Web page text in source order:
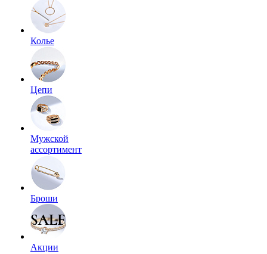
Колье
Цепи
Мужской
ассортимент
Броши
Акции